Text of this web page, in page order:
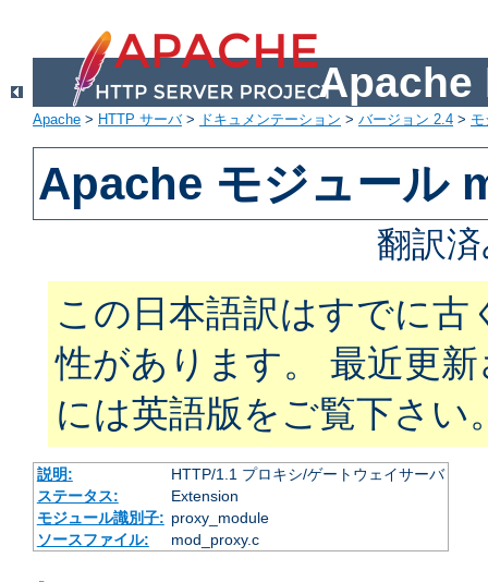
Apache
Apache > HTTP サーバ> ドキュメンテーション > バージョン 2.4 >
Apache モジュール
翻訳
この日本語訳はすでに古
性があります。 最近更
には英語版をご覧下さい
説明:
HTTP/1.1 プロキシ/ゲートウェイサーバ
ステータス:
Extension
モジュール識別子: proxy_module
ソースファイル:
mod_proxy.c